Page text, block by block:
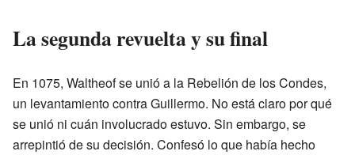
La segunda revuelta y su final
En 1075, Waltheof se unió a la Rebelión de los Condes,
un levantamiento contra Guillermo. No está claro por qué
se unió ni cuán involucrado estuvo. Sin embargo, se
arrepintió de su decisión. Confesó lo que había hecho